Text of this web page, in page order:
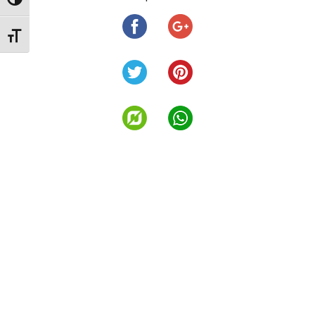
Alternar tamaño de letra